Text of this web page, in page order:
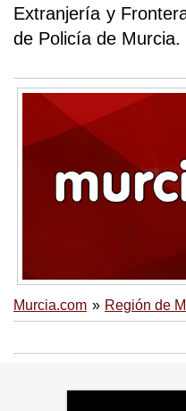
Extranjería y
de Policía de Murcia.
Murcia.com Región de